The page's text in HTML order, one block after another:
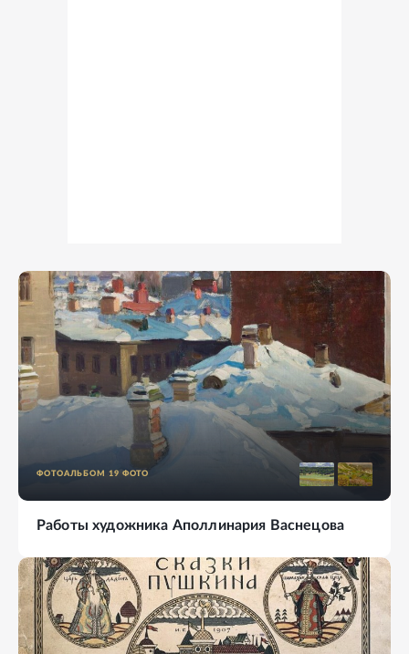
ФОТОАЛЬБОМ 19 ФОТО
Работы художника Аполлинария Васнецова